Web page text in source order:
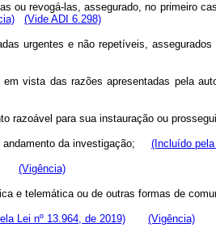
ou revogá-las, assegurado, no primeiro
(Vide ADI 6.298)
urgentes e não repetíveis,
vista das razões apresentadas pela
razoável para sua instauração ou
andamento da investigação; (Incluído
(Vigência)
e telemática ou de outras formas de
Lei nº 13.964, de 2019) (Vigência)